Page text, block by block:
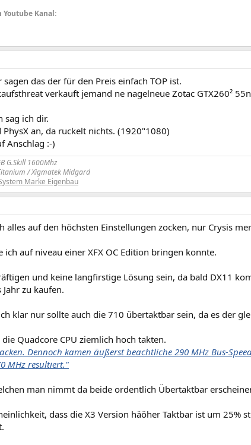
Kanal:
das der für den Preis einfach TOP ist.
verkauft jemand ne nagelneue Zotac GTX260²
sag ich dir.
an, da ruckelt nichts. (1920"1080)
Anschlag :-)
G.Skill 1600Mhz
/ Xigmatek Midgard
Marke Eigenbau
auf den höchsten Einstellungen zocken, nur Crysis
auf niveau einer XFX OC Edition bringen konnte.
und keine langfirstige Lösung sein, da bald DX11
zu kaufen.
klar nur sollte auch die 710 übertaktbar sein, da es der
Quadcore CPU ziemlich hoch takten.
Dennoch kamen äußerst beachtliche 290 MHz Bus-
MHz resultiert."
man nimmt da beide ordentlich Übertaktbar
dass die X3 Version häöher Taktbar ist um 25%